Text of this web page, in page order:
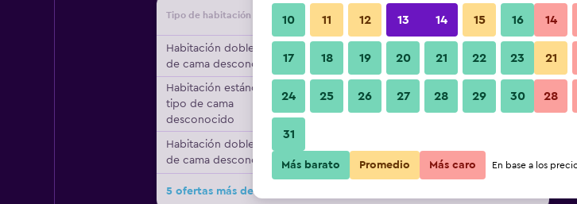
Tipo de habitación Proveedor Total noche
Habitación doble, tipo
de cama desconocido
$108 Ver oferta
Habitación estándar,
tipo de cama
desconocido
$135
Habitación doble, tipo
de cama desconocido
$137 Ver oferta
5 ofertas más de Top Vch Hotel Wartburg Stuttgart
10 11 12 13 14 15 16
17 18 19 20 21 22 23
24 25 26 27 28 29 30
31
14
21
28
Más barato Promedio Más caro En base a los